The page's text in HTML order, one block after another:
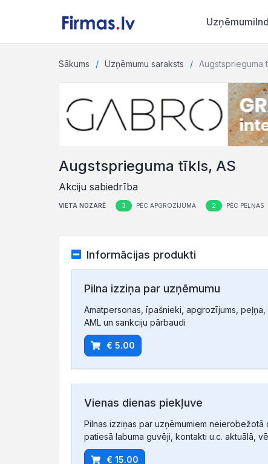
Uzņēmumi
Sākums Uzņēmumu saraksts Augstsprieguma
Augstsprieguma tīkls, AS
Akciju sabiedrība
VIETA NOZARĒ 3 PĒC APGROZĪJUMA 2 PĒC PEĻŅAS
Informācijas produkti
Pilna izziņa par uzņēmumu
Amatpersonas, īpašnieki, apgrozījums,
AML un sankciju pārbaudi
€ 5.00
Vienas dienas piekļuve
Pilnas izziņas par uzņēmumiem
patiesā labuma guvēji, kontakti u.c. aktuālā,
€ 15.00